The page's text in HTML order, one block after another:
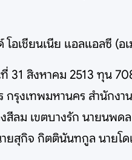
โอเชียนเนีย แอลแอลซี
31 สิงหาคม 2513 ทุน
กรุงเทพมหานคร สำนั
สีลม เขตบางรัก นายนพ
ยสุกิจ กิตตินันทกูล นายโ